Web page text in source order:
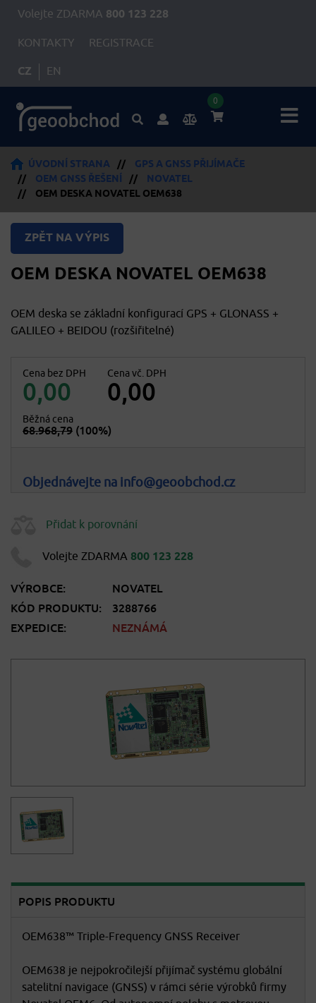
Volejte ZDARMA 800 123 228
KONTAKTY REGISTRACE
CZ EN
0
ÚVODNÍ STRANA //
GPS A GNSS PŘIJÍMAČE
//
OEM GNSS ŘEŠENÍ //
NOVATEL
//
OEM DESKA NOVATEL OEM638
ZPĚT NA VÝPIS
OEM DESKA NOVATEL OEM638
OEM deska se základní konfigurací GPS + GLONASS +
GALILEO + BEIDOU (rozšiřitelné)
Cena bez DPH
0,00
Cena vč. DPH
0,00
Běžná cena
68.968,79 (100%)
Objednávejte na info@geoobchod.cz
Přidat k porovnání
Volejte ZDARMA 800 123 228
VÝROBCE:
NOVATEL
KÓD PRODUKTU:
3288766
EXPEDICE:
NEZNÁMÁ
POPIS PRODUKTU
OEM638™ Triple-Frequency GNSS Receiver
OEM638 je nejpokročilejší přijímač systému globální
satelitní navigace (GNSS) v rámci série výrobků firmy